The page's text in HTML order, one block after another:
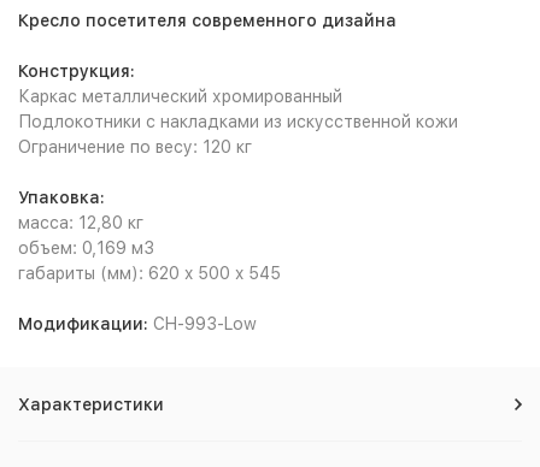
Кресло посетителя современного дизайна
Конструкция:
Каркас металлический хромированный
Подлокотники с накладками из искусственной кожи
Ограничение по весу: 120 кг
Упаковка:
масса: 12,80 кг
объем: 0,169 м3
габариты (мм): 620 x 500 x 545
Модификации: CH-993-Low
Характеристики